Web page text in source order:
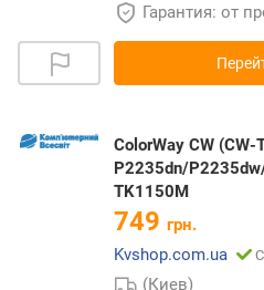
Гарантия: от
ColorWay CW
P2235dn/
TK1150M
749 грн.
Kvshop.com.ua
(Киев)